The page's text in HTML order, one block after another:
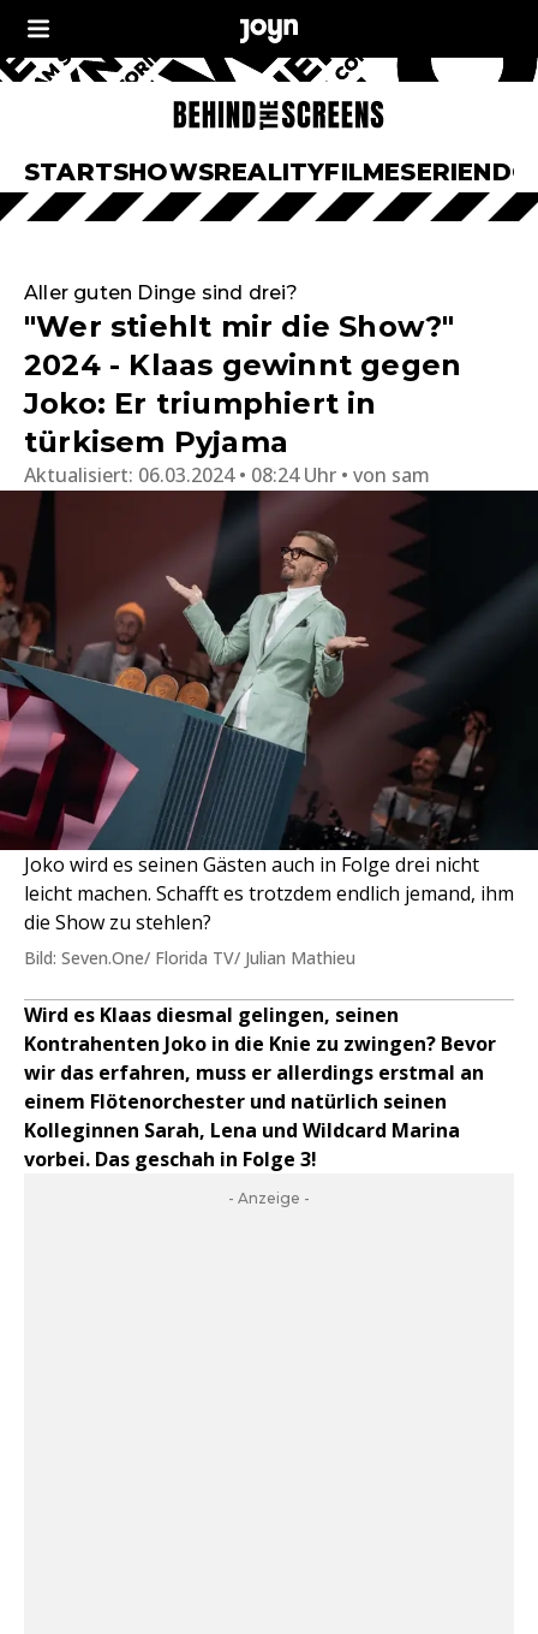
STARTSHOWSREALITYFILMESERIEN
Aller guten Dinge sind drei?
"Wer stiehlt mir die Show?"
2024 - Klaas gewinnt gegen
Joko: Er triumphiert in
türkisem Pyjama
Aktualisiert: 06.03.2024 • 08:24 Uhr von sam
Joko wird es seinen Gästen auch in Folge drei nicht
leicht machen. Schafft es trotzdem endlich jemand, ihm
die Show zu stehlen?
Bild: Seven.One/ Florida TV/ Julian Mathieu
Wird es Klaas diesmal gelingen, seinen
Kontrahenten Joko in die Knie zu zwingen? Bevor
wir das erfahren, muss er allerdings erstmal an
einem Flötenorchester und natürlich seinen
Kolleginnen Sarah, Lena und Wildcard Marina
vorbei. Das geschah in Folge 3!
- Anzeige -